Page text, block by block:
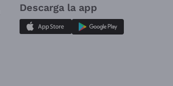
Descarga la app